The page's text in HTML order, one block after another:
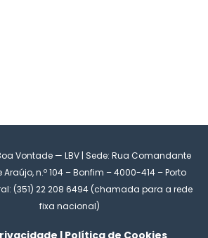
Vontade — LBV | Sede: Rua Comandante
n.º 104 – Bonfim – 4000-414 – Porto
(351) 22 208 6494 (chamada para a rede
fixa nacional)